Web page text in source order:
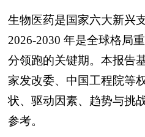
生物医药是国家六大新兴
2026-2030 年是全球格局
分领跑的关键期。本报告
家发改委、中国工程院等
状、驱动因素、趋势与挑
参考。